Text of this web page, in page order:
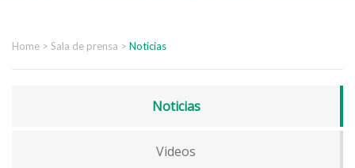
Home > Sala de prensa > Noticias
Noticias
Videos